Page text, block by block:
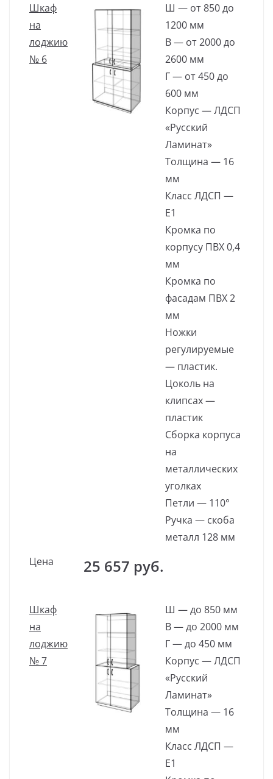
Шкаф
на
лоджию
№ 6
Ш — от 850 до
1200 мм
В — от 2000 до
2600 мм
Г — от 450 до
600 мм
Корпус — ЛДСП
«Русский
Ламинат»
Толщина — 16
мм
Класс ЛДСП —
Е1
Кромка по
корпусу ПВХ 0,4
мм
Кромка по
фасадам ПВХ 2
мм
Ножки
регулируемые
— пластик.
Цоколь на
клипсах —
пластик
Сборка корпуса
на
металлических
уголках
Петли — 110°
Ручка — скоба
металл 128 мм
Цена
25 657 руб.
Шкаф
на
лоджию
№ 7
Ш — до 850 мм
В — до 2000 мм
Г — до 450 мм
Корпус — ЛДСП
«Русский
Ламинат»
Толщина — 16
мм
Класс ЛДСП —
Е1